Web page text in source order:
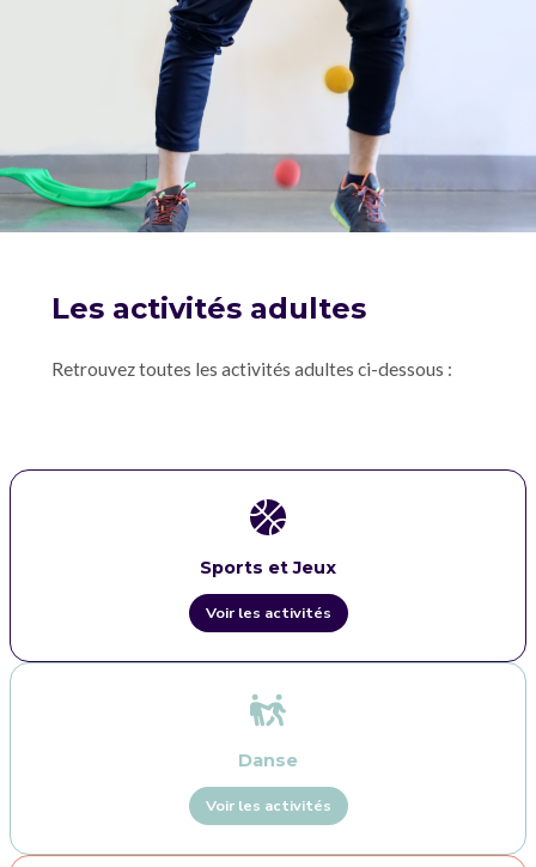
Les activités adultes
Retrouvez toutes les activités adultes ci-dessous :
Sports et Jeux
Voir les activités
Danse
Voir les activités